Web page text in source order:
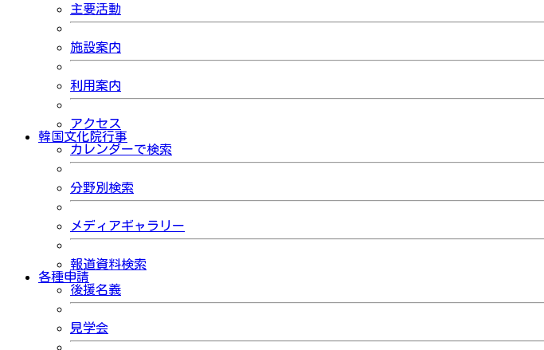
主要活動
施設案内
利用案内
アクセス
韓国文化院行事
カレンダーで検索
分野別検索
メディアギャラリー
報道資料検索
各種申請
後援名義
見学会